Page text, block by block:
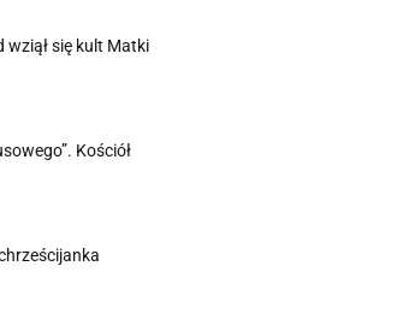
wziął się kult Matki
Kościół